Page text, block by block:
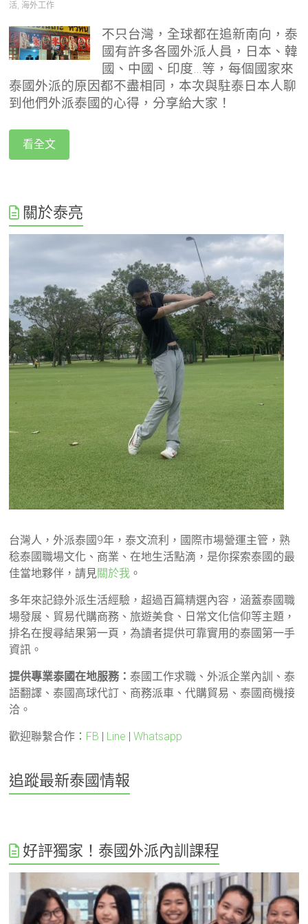
活, 海外工作
不只台灣，全球都在追新南向，泰
國有許多各國外派人員，日本、韓
國、中國、印度…等，每個國家來
泰國外派的原因都不盡相同，本次與駐泰日本人聊
到他們外派泰國的心得，分享給大家！
看全文
關於泰亮
台灣人，外派泰國9年，泰文流利，國際市場營運主管，熟
稔泰國職場文化、商業、在地生活點滴，是你探索泰國的最
佳當地夥伴，請見關於我 。
多年來記錄外派生活經驗，超過百篇精選內容，涵蓋泰國職
場發展、貿易代購商務、旅遊美食、日常文化信仰等主題，
排名在搜尋結果第一頁，為讀者提供可靠實用的泰國第一手
資訊。
提供專業泰國在地服務：泰國工作求職、外派企業內訓、泰
語翻譯、泰國高球代訂、商務派車、代購貿易、泰國商機接
洽。
歡迎聯繫合作： FB | Line |Whatsapp
追蹤最新泰國情報
好評獨家！泰國外派內訓課程